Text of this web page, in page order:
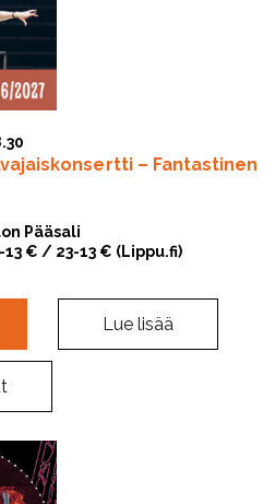
– Fantastinen
Pääsali
€ / 23-13 € (Lippu.fi)
Lue lisää